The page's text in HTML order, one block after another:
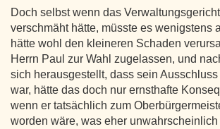
Doch selbst wenn das
verschmäht hätte, müsste es wenigstens
hätte wohl den kleineren Schaden
Herrn Paul zur Wahl zugelassen, und
sich herausgestellt, dass sein
war, hätte das doch nur ernsthafte
wenn er tatsächlich zum
worden wäre, was eher unwahrscheinlich